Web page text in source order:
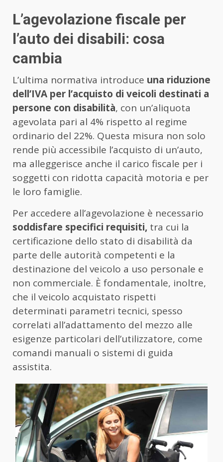
L’agevolazione fiscale per
l’auto dei disabili: cosa
cambia
L’ultima normativa introduce una riduzione
dell’IVA per l’acquisto di veicoli destinati a
persone con disabilità, con un’aliquota
agevolata pari al 4% rispetto al regime
ordinario del 22%. Questa misura non solo
rende più accessibile l’acquisto di un’auto,
ma alleggerisce anche il carico fiscale per i
soggetti con ridotta capacità motoria e per
le loro famiglie.
Per accedere all’agevolazione è necessario
soddisfare specifici requisiti, tra cui la
certificazione dello stato di disabilità da
parte delle autorità competenti e la
destinazione del veicolo a uso personale e
non commerciale. È fondamentale, inoltre,
che il veicolo acquistato rispetti
determinati parametri tecnici, spesso
correlati all’adattamento del mezzo alle
esigenze particolari dell’utilizzatore, come
comandi manuali o sistemi di guida
assistita.